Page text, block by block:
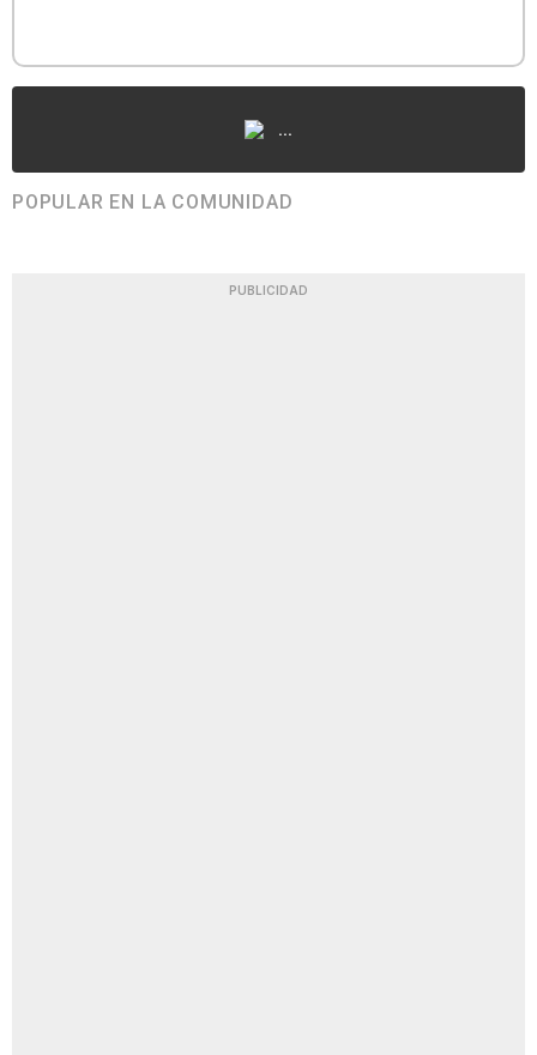
...
POPULAR EN LA COMUNIDAD
PUBLICIDAD